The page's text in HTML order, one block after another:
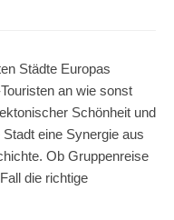
Städte Europas
an wie sonst
Schönheit und
eine Synergie aus
Ob Gruppenreise
die richtige